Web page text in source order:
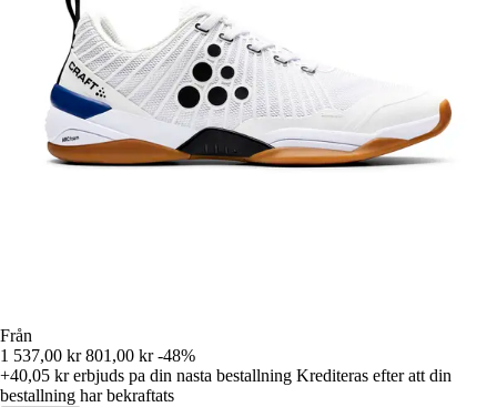
Från
1 537,00 kr 801,00 kr -48%
+40,05 krerbjuds pa din nasta bestallning Krediteras efter att din
bestallning har bekraftats